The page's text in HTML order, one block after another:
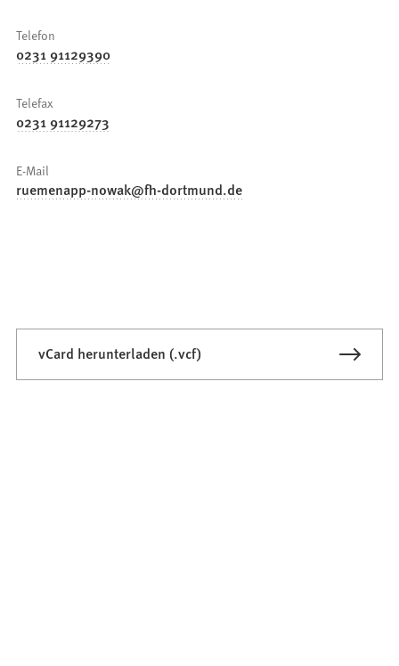
Telefon
0231 91129390
Telefax
0231 91129273
E-Mail
ruemenapp-nowak fh-dortmund de
vCard herunterladen (.vcf)